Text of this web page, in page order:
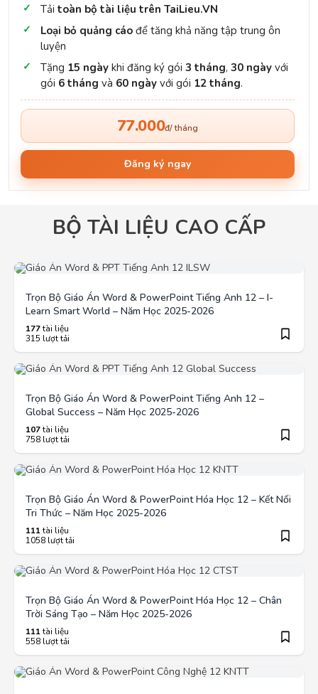
Tải toàn bộ tài liệu trên TaiLieu.VN
Loại bỏ quảng cáo để tăng khả năng tập trung ôn
luyện
Tặng 15 ngày khi đăng ký gói 3 tháng, 30 ngày với
gói 6 tháng và 60 ngày với gói 12 tháng.
77.000đ/ tháng
Đăng ký ngay
BỘ TÀI LIỆU CAO CẤP
Trọn Bộ Giáo Án Word & PowerPoint Tiếng Anh 12 – I-
Learn Smart World – Năm Học 2025-2026
177tài liệu
315 lượt tải
Trọn Bộ Giáo Án Word & PowerPoint Tiếng Anh 12 –
Global Success – Năm Học 2025-2026
107tài liệu
758 lượt tải
Trọn Bộ Giáo Án Word & PowerPoint Hóa Học 12 – Kết Nối
Tri Thức – Năm Học 2025-2026
111tài liệu
1058 lượt tải
Trọn Bộ Giáo Án Word & PowerPoint Hóa Học 12 – Chân
Trời Sáng Tạo – Năm Học 2025-2026
111tài liệu
558 lượt tải